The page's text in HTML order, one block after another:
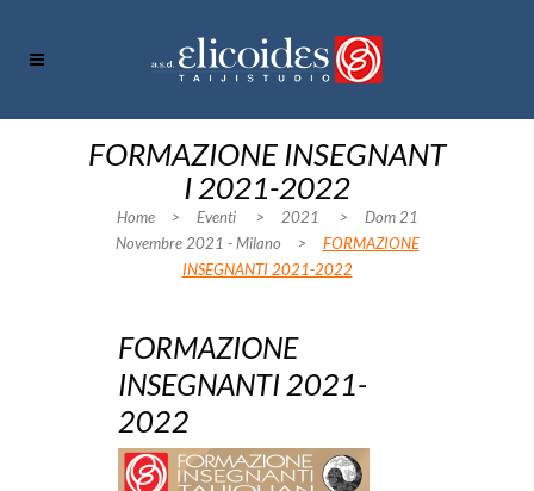
FORMAZIONE INSEGNANT
I 2021-2022
Home > Eventi > 2021 >
Dom 21
Novembre 2021 - Milano
>
FORMAZIONE
INSEGNANTI 2021-2022
FORMAZIONE
INSEGNANTI 2021-
2022